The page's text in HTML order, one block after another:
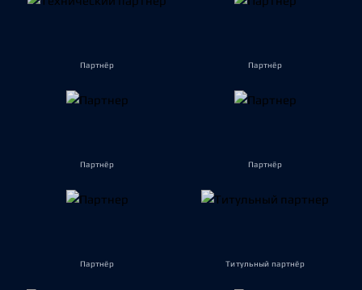
Партнёр Партнёр
Партнёр Партнёр
Партнёр Титульный партнёр